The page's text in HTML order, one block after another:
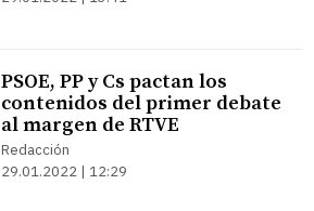
PSOE, PP y Cs pactan los
contenidos del primer debate
al margen de RTVE
Redacción
29.01.2022 | 12:29